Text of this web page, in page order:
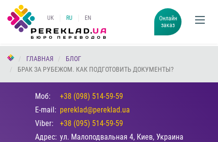
UK RU EN
Онлайн
заказ
ГЛАВНАЯ
БЛОГ
БРАК ЗА РУБЕЖОМ. КАК ПОДГОТОВИТЬ ДОКУМЕНТЫ?
Моб:
+38 (098) 514-59-59
E-mail: pereklad@pereklad.ua
Viber:
+38 (095) 514-59-59
Адрес: ул. Малоподвальная 4, Киев, Украина